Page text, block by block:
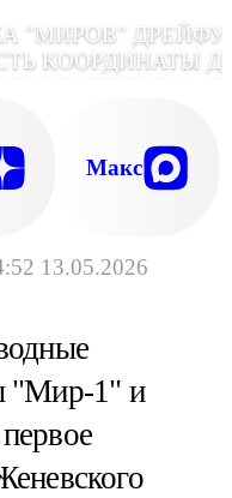
13.05.2026
"МИРОВ"
КООРДИНАТЫ
НА 70 - НА БОРТ
Макс
"Мир-1" и